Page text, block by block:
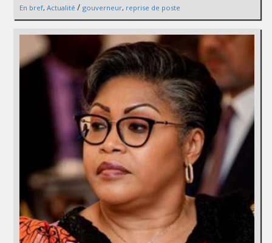
En bref, Actualité / gouverneur, reprise de poste